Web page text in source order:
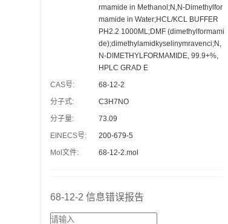
rmamide in Methanol;N,N-Dimethylfor
mamide in Water;HCL/KCL BUFFER
PH2.2 1000ML;DMF (dimethylformami
de);dimethylamidkyselinymravenci;N,
N-DIMETHYLFORMAMIDE, 99.9+%,
HPLC GRAD E
CAS号:
68-12-2
分子式:
C3H7NO
分子量:
73.09
EINECS号:
200-679-5
Mol文件:
68-12-2.mol
68-12-2 信息错误报告